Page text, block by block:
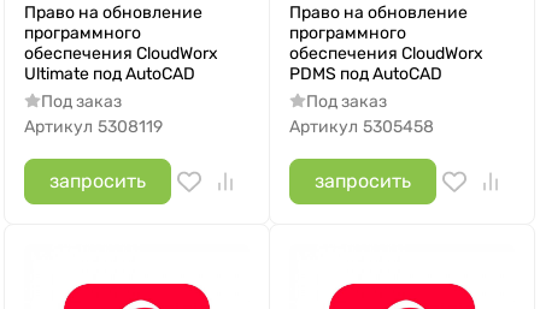
Право на обновление
программного
обеспечения CloudWorx
Ultimate под AutoCAD
Под заказ
Артикул 5308119
запросить
Право на обновление
программного
обеспечения CloudWorx
PDMS под AutoCAD
Под заказ
Артикул 5305458
запросить